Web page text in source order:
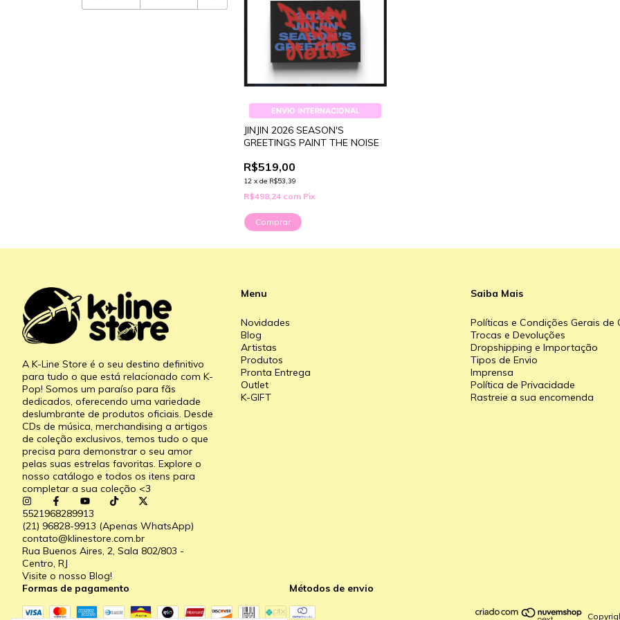
ENVIO INTERNACIONAL
JINJIN 2026 SEASON'S
GREETINGS PAINT THE NOISE
R$519,00
12 xde R$53,39
R$498,24 com Pix
A K-Line Store é o seu destino definitivo
para tudo o que está relacionado com K-
Pop! Somos um paraíso para fãs
dedicados, oferecendo uma variedade
deslumbrante de produtos oficiais. Desde
CDs de música, merchandising a artigos
de coleção exclusivos, temos tudo o que
precisa para demonstrar o seu amor
pelas suas estrelas favoritas. Explore o
nosso catálogo e todos os itens para
completar a sua coleção <3
5521968289913
(21) 96828-9913 (Apenas WhatsApp)
contato@klinestore.com.br
Rua Buenos Aires, 2, Sala 802/803 -
Centro, RJ
Visite o nosso Blog!
Menu
Novidades
Blog
Artistas
Produtos
Pronta Entrega
Outlet
K-GIFT
Saiba Mais
Políticas e Condições Gerais de
Trocas e Devoluções
Dropshipping e Importação
Tipos de Envio
Imprensa
Política de Privacidade
Rastreie a sua encomenda
Formas de pagamento Métodos de envio